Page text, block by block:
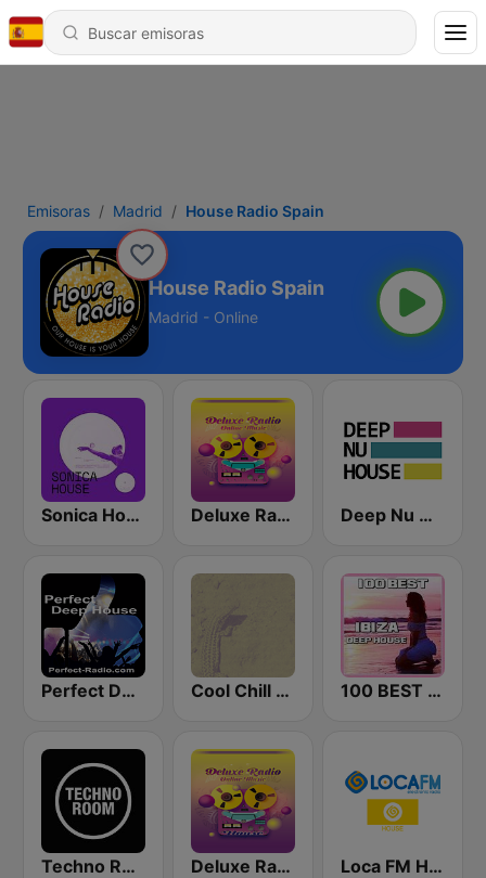
Emisoras Madrid House Radio Spain
House Radio Spain
Madrid - Online
Sonica House Deluxe Radio - Deep House Deep Nu House Radio by SO&SO
Perfect Deep House Cool Chill House 100 BEST Ibiza Deep House
Techno Room Radio Deluxe Radio - House Loca FM House